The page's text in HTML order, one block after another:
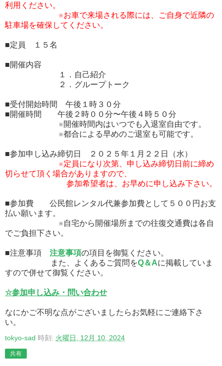
利用ください。
※お車で来場される際には、ご自身で近隣の
駐車場を確保してください。
■定員 １５名
■開催内容
１．自己紹介
２．グループトーク
■受付開始時間 午後１時３０分
■開催時間 午後２時００分〜午後４時５０分
※開催時間内はいつでも入退室自由です。
※都合による早めのご退室も可能です。
■参加申し込み締切日 ２０２５年１月２２日（水）
※定員になり次第、申し込み締切日前に締め
切らせて頂く場合がありますので、
参加希望者は、お早めに申し込み下さい。
■参加費 公民館レンタル代兼参加費として５００円お支
払い願います。
※自宅から開催場所までの往復交通費は各自
でご負担下さい。
■注意事項 注意事項の項目を御覧ください。
また、よくあるご質問をQ＆Aに掲載していま
すので併せて御覧ください。
☆参加申し込み・問い合わせ
なにかご不明な点がございましたらお気軽にご連絡下さ
い。
tokyo-sad 時刻: 火曜日, 12月 10, 2024
共有